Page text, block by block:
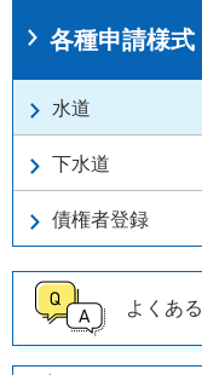
各種申請様式
水道
下水道
債権者登録
よくある